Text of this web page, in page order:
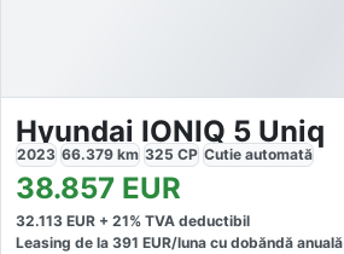
Hyundai IONIQ 5 Uniq
2023 66.379 km 325 CP Cutie automată
38.857 EUR
32.113 EUR + 21% TVA deductibil
Leasing de la 391 EUR/luna cu dobăndă anuală